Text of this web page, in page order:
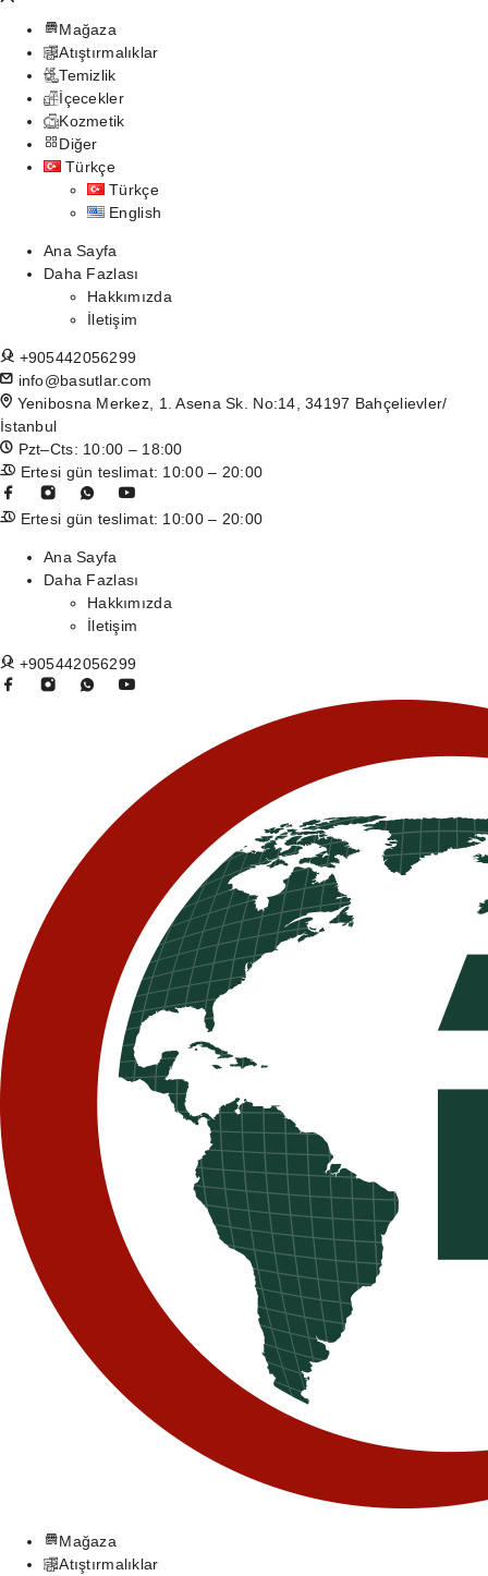
Mağaza
Atıştırmalıklar
Temizlik
İçecekler
Kozmetik
Diğer
Türkçe
Türkçe
English
Ana Sayfa
Daha Fazlası
Hakkımızda
İletişim
+905442056299
info@basutlar.com
Yenibosna Merkez, 1. Asena Sk. No:14, 34197 Bahçelievler/
İstanbul
Pzt–Cts: 10:00 – 18:00
Ertesi gün teslimat: 10:00 – 20:00
Ertesi gün teslimat: 10:00 – 20:00
Ana Sayfa
Daha Fazlası
Hakkımızda
İletişim
+905442056299
Mağaza
Atıştırmalıklar